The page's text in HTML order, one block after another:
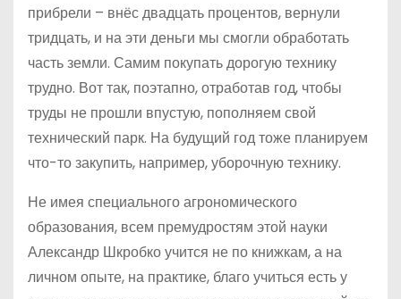
прибрели – внёс двадцать процентов, вернули
тридцать, и на эти деньги мы смогли обработать
часть земли. Самим покупать дорогую технику
трудно. Вот так, поэтапно, отработав год, чтобы
труды не прошли впустую, пополняем свой
технический парк. На будущий год тоже планируем
что-то закупить, например, уборочную технику.
Не имея специального агрономического
образования, всем премудростям этой науки
Александр Шкробко учится не по книжкам, а на
личном опыте, на практике, благо учиться есть у